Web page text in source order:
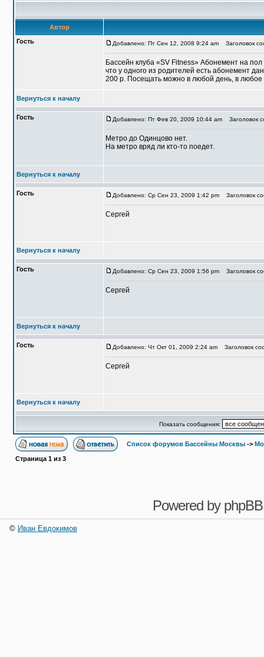
Автор
Гость
Добавлено: Пт Сен 12, 2008 9:24 am Заголовок
Бассейн клуба «SV Fitness» Абонемент на
что у одного из родителей есть абонемент
200 р. Посещать можно в любой день, в любое
Вернуться к началу
Гость Добавлено: Пт Фев 20, 2009 10:44 am Заголовок
Метро до Одинцово нет.
На метро вряд ли кто-то поедет.
Вернуться к началу
Гость Добавлено: Ср Сен 23, 2009 1:42 pm Заголовок
Сергей
Вернуться к началу
Гость Добавлено: Ср Сен 23, 2009 1:56 pm Заголовок
Сергей
Вернуться к началу
Гость Добавлено: Чт Окт 01, 2009 2:24 am Заголовок
Сергей
Вернуться к началу
Показать сообщения:
Список форумов Бассейны Москвы ->
Страница 1 из 3
Powered by phpBB
© Иван Евдокимов